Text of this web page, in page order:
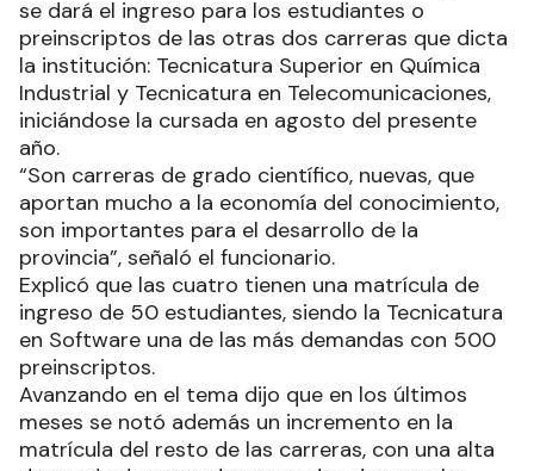
se dará el ingreso para los estudiantes o
preinscriptos de las otras dos carreras que dicta
la institución: Tecnicatura Superior en Química
Industrial y Tecnicatura en Telecomunicaciones,
iniciándose la cursada en agosto del presente
año.
“Son carreras de grado científico, nuevas, que
aportan mucho a la economía del conocimiento,
son importantes para el desarrollo de la
provincia”, señaló el funcionario.
Explicó que las cuatro tienen una matrícula de
ingreso de 50 estudiantes, siendo la Tecnicatura
en Software una de las más demandas con 500
preinscriptos.
Avanzando en el tema dijo que en los últimos
meses se notó además un incremento en la
matrícula del resto de las carreras, con una alta